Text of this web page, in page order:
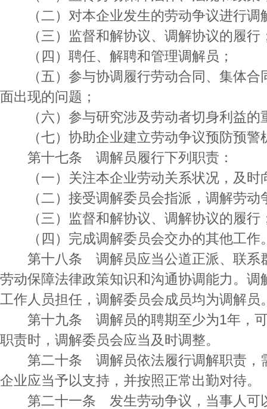
（二）对本企业发生的劳动争议进行调
（三）监督和解协议、调解协议的履行
（四）聘任、解聘和管理调解员；
（五）参与协调履行劳动合同、集体合
面出现的问题；
（六）参与研究涉及劳动者切身利益的
（七）协助企业建立劳动争议预防预警
第十七条 调解员履行下列职责：
（一）关注本企业劳动关系状况，及时
（二）接受调解委员会指派，调解劳动
（三）监督和解协议、调解协议的履行
（四）完成调解委员会交办的其他工作
第十八条 调解员应当公道正派、联系
劳动保障法律政策知识和沟通协调能力。
工作人员担任，调解委员会成员均为调解员
第十九条 调解员的聘期至少为1年，可
职责时，调解委员会应当及时调整。
第二十条 调解员依法履行调解职责，
企业应当予以支持，并按照正常出勤对待。
第二十一条 发生劳动争议，当事人可